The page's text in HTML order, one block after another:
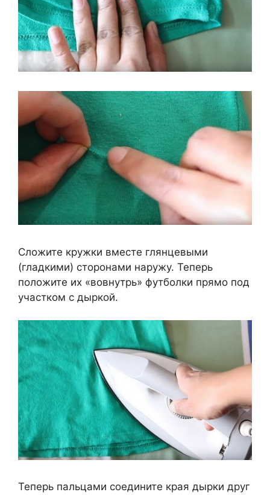
Сложите кружки вместе глянцевыми
(гладкими) сторонами наружу. Теперь
положите их «вовнутрь» футболки прямо под
участком с дыркой.
Теперь пальцами соедините края дырки друг